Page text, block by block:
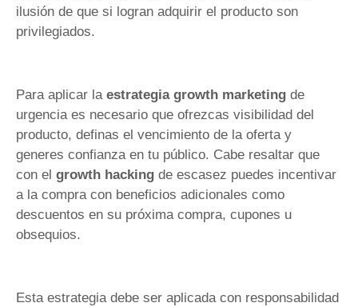
ilusión de que si logran adquirir el producto son
privilegiados.
Para aplicar la estrategia growth marketing de
urgencia es necesario que ofrezcas visibilidad del
producto, definas el vencimiento de la oferta y
generes confianza en tu público. Cabe resaltar que
con el growth hacking de escasez puedes incentivar
a la compra con beneficios adicionales como
descuentos en su próxima compra, cupones u
obsequios.
Esta estrategia debe ser aplicada con responsabilidad